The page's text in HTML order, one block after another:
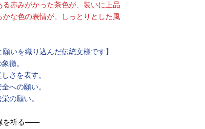
赤みがかった茶色が、装いに上品
な色の表情が、しっとりとした風
いを織り込んだ伝統文様です】
徴。
さを表す。
への願い。
の願い。
を祈る――